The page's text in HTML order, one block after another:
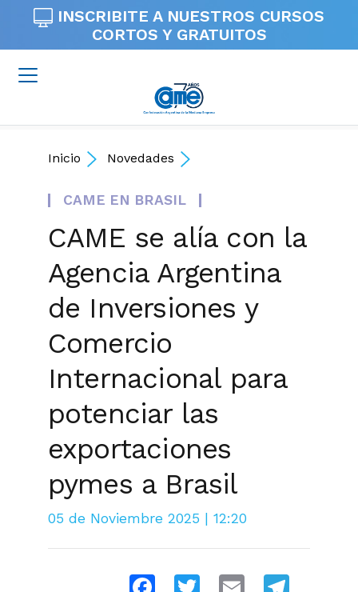
INSCRIBITE A NUESTROS CURSOS
CORTOS Y GRATUITOS
Inicio Novedades
CAME EN BRASIL
CAME se alía con la
Agencia Argentina
de Inversiones y
Comercio
Internacional para
potenciar las
exportaciones
pymes a Brasil
05 de Noviembre 2025 | 12:20
FacebookTwitter Email